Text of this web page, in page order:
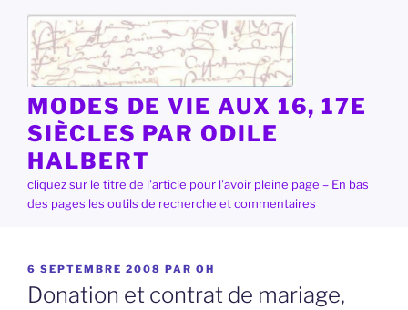
contenu
principal
MODES DE VIE AUX 16, 17E
SIÈCLES PAR ODILE
HALBERT
cliquez sur le titre de l'article pour l'avoir pleine page – En bas
des pages les outils de recherche et commentaires
PUBLIÉ
LE
6 SEPTEMBRE 2008 PAR OH
Donation et contrat de mariage,